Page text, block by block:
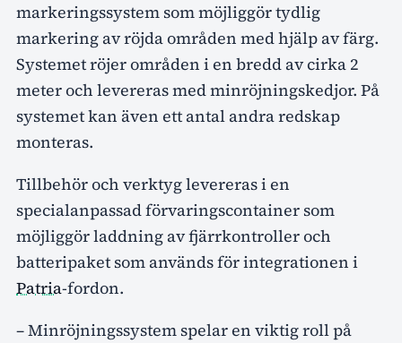
markeringssystem som möjliggör tydlig
markering av röjda områden med hjälp av färg.
Systemet röjer områden i en bredd av cirka 2
meter och levereras med minröjningskedjor. På
systemet kan även ett antal andra redskap
monteras.
Tillbehör och verktyg levereras i en
specialanpassad förvaringscontainer som
möjliggör laddning av fjärrkontroller och
batteripaket som används för integrationen i
Patria-fordon.
– Minröjningssystem spelar en viktig roll på